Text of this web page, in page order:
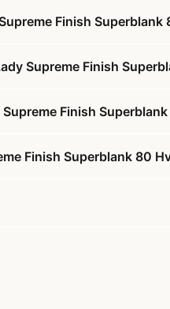
Finish Superblank
Supreme Finish
Finish
Finish Superblank 80